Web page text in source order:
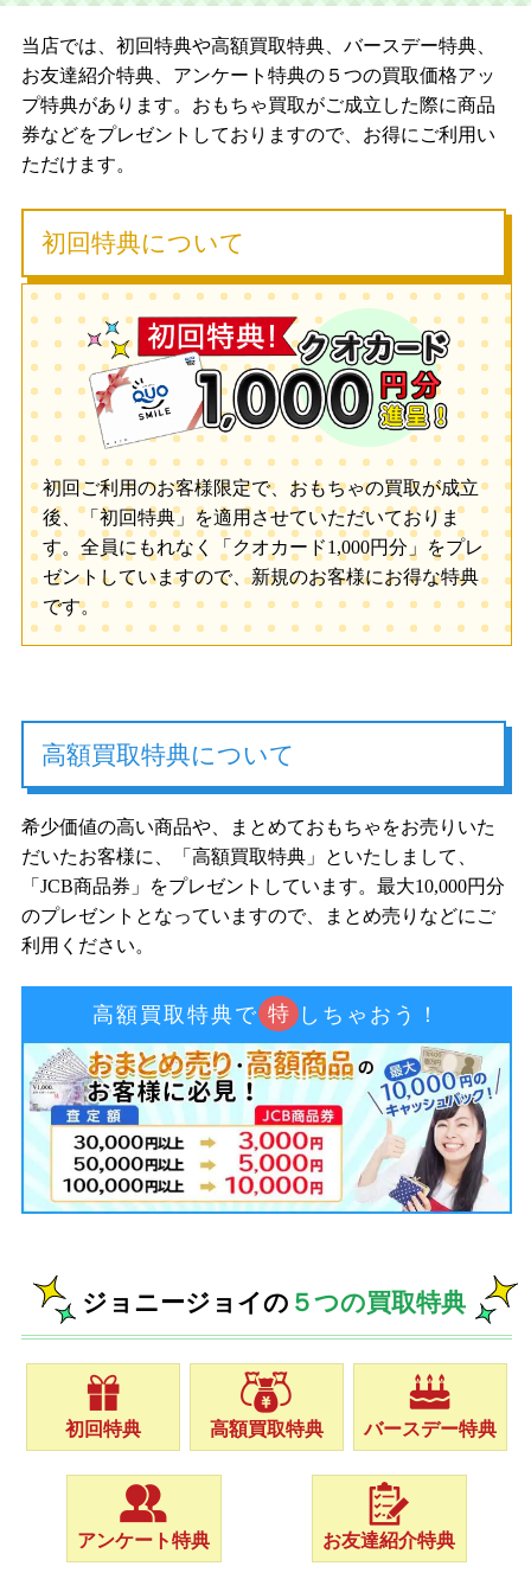
当店では、初回特典や高額買取特典、バースデー特典、
お友達紹介特典、アンケート特典の５つの買取価格アッ
プ特典があります。おもちゃ買取がご成立した際に商品
券などをプレゼントしておりますので、お得にご利用い
ただけます。
初回特典について
初回ご利用のお客様限定で、おもちゃの買取が成立
後、「初回特典」を適用させていただいておりま
す。全員にもれなく「クオカード1,000円分」をプレ
ゼントしていますので、新規のお客様にお得な特典
です。
高額買取特典について
希少価値の高い商品や、まとめておもちゃをお売りいた
だいたお客様に、「高額買取特典」といたしまして、
「JCB商品券」をプレゼントしています。最大10,000円分
のプレゼントとなっていますので、まとめ売りなどにご
利用ください。
高額買取特典で 特 しちゃおう！
ジョニージョイの ５つの買取特典
初回特典 高額買取特典 バースデー特典
アンケート特典 お友達紹介特典